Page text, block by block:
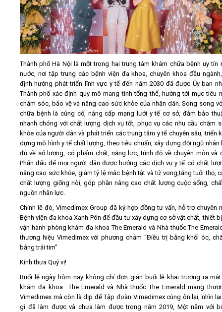
Thành phố Hà Nội là một trong hai trung tâm khám chữa bệnh uy tín
nước, nơi tập trung các bệnh viện đa khoa, chuyên khoa đầu
định hướng phát triển lĩnh vực y tế đến năm 2030 đã được Ủy ban
Thành phố xác định quy mô mang tính tổng thể, hướng tới mục tiêu
chăm sóc, bảo vệ và nâng cao sức khỏe của nhân dân. Song song
chữa bệnh là củng cố, nâng cấp mạng lưới y tế cơ sở, đảm bảo
nhanh chóng với chất lượng dịch vụ tốt, phục vụ các nhu cầu chăm
khỏe của người dân và phát triển các trung tâm y tế chuyên sâu, triển
dựng mô hình y tế chất lượng, theo tiêu chuẩn, xây dựng đội ngũ nhân
đủ về số lượng, có phẩm chất, năng lực, trình độ về chuyên môn và
Phấn đấu để mọi người dân được hưởng các dịch vụ y tế có chất
nâng cao sức khỏe, giảm tỷ lệ mắc bệnh tật và tử vong,tăng tuổi thọ,
chất lượng giống nòi, góp phần nâng cao chất lượng cuộc sống,
nguồn nhân lực.
Chính lẽ đó, Vimedimex Group đã ký hợp đồng tư vấn, hỗ trợ chuyên
Bệnh viện đa khoa Xanh Pôn để đầu tư xây dựng cơ sở vật chất, thiết
vận hành phòng khám đa khoa The Emerald và Nhà thuốc The
thương hiệu Vimedimex với phương châm “Điều trị bằng khối óc,
bằng trái tim”
Kính thưa Quý vị!
Buổi lễ ngày hôm nay không chỉ đơn giản buổi lễ khai trương ra
khám đa khoa The Emerald và Nhà thuốc The Emerald mang
Vimedimex mà còn là dịp để Tập đoàn Vimedimex cùng ôn lại, nhìn
gì đã làm được và chưa làm được trong năm 2019, Một năm với